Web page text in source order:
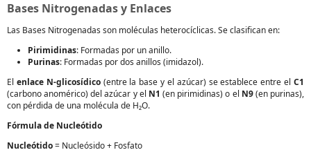
Bases Nitrogenadas y Enlaces
Las Bases Nitrogenadas son moléculas heterocíclicas. Se clasifican en:
Pirimidinas: Formadas por un anillo.
Purinas: Formadas por dos anillos (imidazol).
El enlace N-glicosídico(entre la base y el azúcar) se establece entre elC1
(carbono anomérico) del azúcar y el N1 (en pirimidinas) o el N9(en purinas),
con pérdida de una molécula de H₂O.
Fórmula de Nucleótido
Nucleótido= Nucleósido + Fosfato